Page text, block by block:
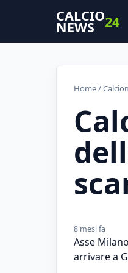
CALCIO
NEWS 24
Home/
8 mesi fa
Asse
arrivare a